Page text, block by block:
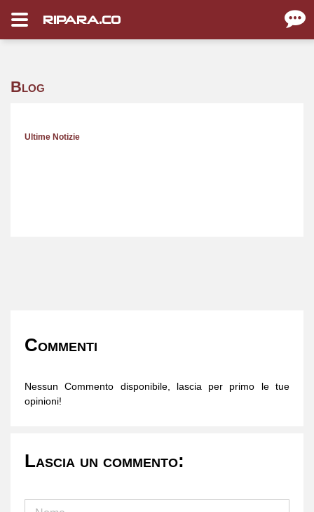
RIPARA.CO
Blog
Ultime Notizie
Commenti
Nessun Commento disponibile, lascia per primo le tue
opinioni!
Lascia un commento: